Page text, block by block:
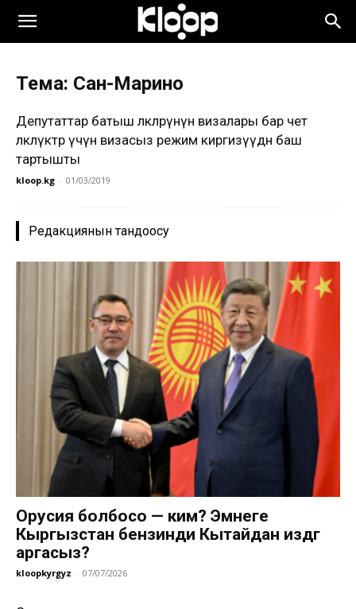
Тема: Сан-Марино
Депутаттар батыш өлкөлөрүнүн визалары бар чет
өлкөлүктөр үчүн визасыз режим киргизүүдөн баш
тартышты
kloop.kg - 01/03/2019
Редакциянын тандоосу
Орусия болбосо — ким? Эмнеге
Кыргызстан бензинди Кытайдан издөөгө
аргасыз?
kloopkyrgyz - 07/07/2026